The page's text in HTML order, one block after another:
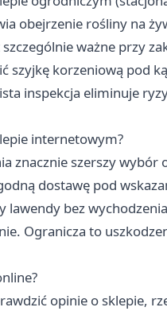
obejrzenie rośliny na
ważne przy
szyjkę korzeniową pod
inspekcja eliminuje
internetowym?
znacznie szerszy
dostawę pod
bez
Ogranicza to
opinie o sklepie,